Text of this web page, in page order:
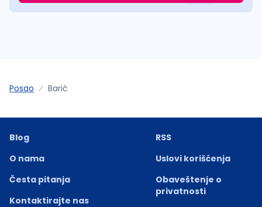
Posao Barič
Blog
O nama
Česta pitanja
Kontaktirajte nas
RSS
Uslovi korišćenja
Obaveštenje o
privatnosti